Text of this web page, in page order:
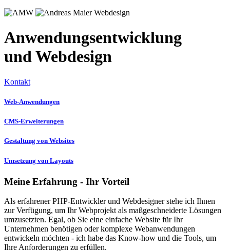
Anwendungs­entwicklung
und Webdesign
Kontakt
Web-Anwendungen
CMS-Erweiterungen
Gestaltung von Websites
Umsetzung von Layouts
Meine Erfahrung - Ihr Vorteil
Als erfahrener PHP-Entwickler und Webdesigner stehe ich Ihnen
zur Verfügung, um Ihr Webprojekt als maßgeschneiderte Lösungen
umzusetzten. Egal, ob Sie eine einfache Website für Ihr
Unternehmen benötigen oder komplexe Webanwendungen
entwickeln möchten - ich habe das Know-how und die Tools, um
Ihre Anforderungen zu erfüllen.